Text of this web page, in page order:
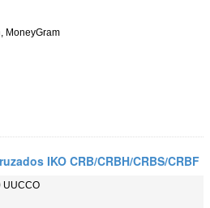
MoneyGram
IKO CRB/CRBH/CRBS/CRBF
UUCCO